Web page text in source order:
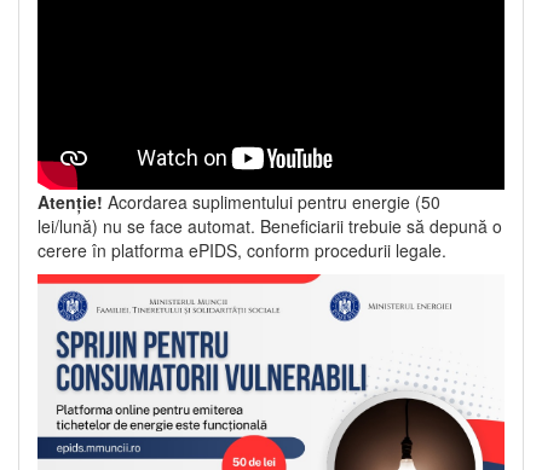
Atenție! Acordarea suplimentului pentru energie (50
lei/lună) nu se face automat. Beneficiarii trebuie să depună o
cerere în platforma ePIDS, conform procedurii legale.